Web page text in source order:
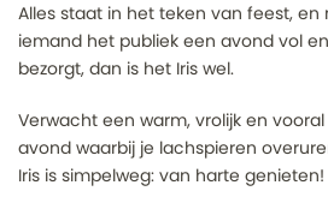
Alles staat in het teken van feest, en
iemand het publiek een avond vol
bezorgt, dan is het Iris wel.
Verwacht een warm, vrolijk en
avond waarbij je lachspieren
Iris is simpelweg: van harte genieten!